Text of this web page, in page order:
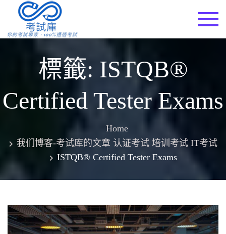
content
標籤: ISTQB®
Certified Tester Exams
Home
我们博客-考试库的文章 认证考试 培训考试 IT考试
ISTQB® Certified Tester Exams